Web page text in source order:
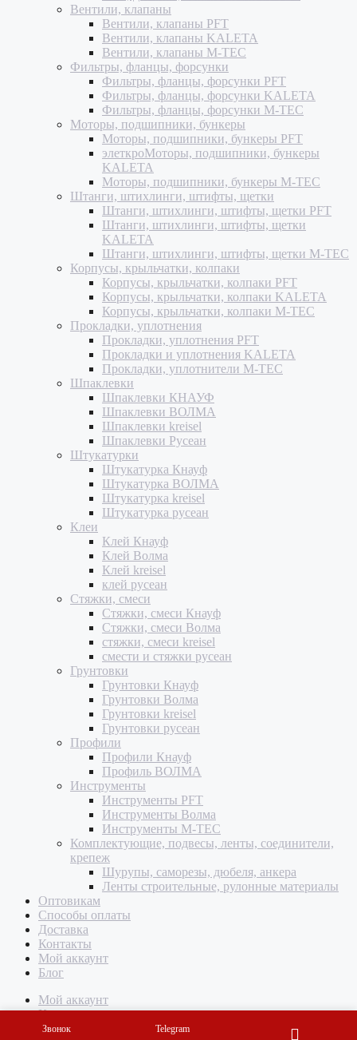
Звонок Telegram
Вентили, клапаны
Вентили, клапаны PFT
Вентили, клапаны KALETA
Вентили, клапаны M-TEC
Фильтры, фланцы, форсунки
Фильтры, фланцы, форсунки PFT
Фильтры, фланцы, форсунки KALETA
Фильтры, фланцы, форсунки M-TEC
Моторы, подшипники, бункеры
Моторы, подшипники, бункеры PFT
элеткроМоторы, подшипники, бункеры
KALETA
Моторы, подшипники, бункеры M-TEC
Штанги, штихлинги, штифты, щетки
Штанги, штихлинги, штифты, щетки PFT
Штанги, штихлинги, штифты, щетки
KALETA
Штанги, штихлинги, штифты, щетки M-TEC
Корпусы, крыльчатки, колпаки
Корпусы, крыльчатки, колпаки PFT
Корпусы, крыльчатки, колпаки KALETA
Корпусы, крыльчатки, колпаки M-TEC
Прокладки, уплотнения
Прокладки, уплотнения PFT
Прокладки и уплотнения KALETA
Прокладки, уплотнители M-TEC
Шпаклевки
Шпаклевки КНАУФ
Шпаклевки ВОЛМА
Шпаклевки kreisel
Шпаклевки Русеан
Штукатурки
Штукатурка Кнауф
Штукатурка ВОЛМА
Штукатурка kreisel
Штукатурка русеан
Клеи
Клей Кнауф
Клей Волма
Клей kreisel
клей русеан
Стяжки, смеси
Стяжки, смеси Кнауф
Стяжки, смеси Волма
стяжки, смеси kreisel
смести и стяжки русеан
Грунтовки
Грунтовки Кнауф
Грунтовки Волма
Грунтовки kreisel
Грунтовки русеан
Профили
Профили Кнауф
Профиль ВОЛМА
Инструменты
Инструменты PFT
Инструменты Волма
Инструменты M-TEC
Комплектующие, подвесы, ленты, соединители,
крепеж
Шурупы, саморезы, дюбеля, анкера
Ленты строительные, рулонные материалы
Оптовикам
Способы оплаты
Доставка
Контакты
Мой аккаунт
Блог
Мой аккаунт
Корзина